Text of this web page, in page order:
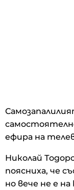
ефира на
Николай
поясниха, че
но вече не е